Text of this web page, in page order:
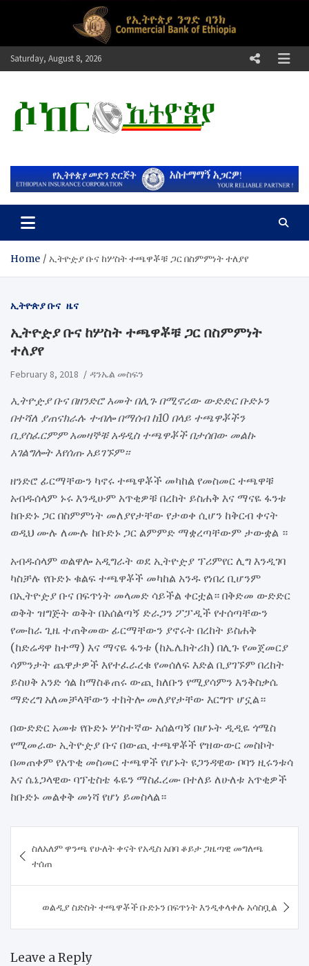
Saturday, August 8, 2026
ሶከር ኢትዮጵያ
Home ​ኢትዮዽያ ቡና ከሦስት ተጫዋቾቹ ጋር በስምምነት ተለያየ
ኢትዮጵያ ቡና ዜና
​ኢትዮዽያ ቡና ከሦስት ተጫዋቾቹ ጋር በስምምነት
ተለያየ
February 8, 2018 ዳንኤል መስፍን
ኢትዮዽያ ቡና በዘንድሮ አመት በሊጉ በሚኖረው ውድድር ቡድኑን
በተሻለ ያጠናክራሉ ተብሎ በማሰብ ከ10 በላይ ተጫዋቾችን
ቢያስፈርምም አመዛኞቹ አዳዲስ ተጫዋቾች በታሰበው መልኩ
አገልግሎት እየሰጡ አይገኙም።
ዘንድሮ ፊርማቸውን ካኖሩ ተጫዋቾች መካከል የመስመር ተጫዋቹ
አብዱሰላም ኑሩ እንዲሁም አጥቂዎቹ በረከት ይስሐቅ እና ማናዬ ፋንቱ
ከቡድኑ ጋር በስምምነት መለያየታቸው የታወቀ ሲሆን ከቅርብ ቀናት
ወዲህ ሙሉ ለሙሉ ከቡድኑ ጋር ልምምድ ማቋረጣቸውም ታውቋል ።
አብዱሰላም ወልዋሎ አዲግራት ወደ ኢትዮዽያ ፕሪምየር ሊግ እንዲገባ
ካስቻሉ የቡድኑ ቁልፍ ተጫዋቾች መካከል አንዱ የነበረ ቢሆንም
በኢትዮዽያ ቡና በፍጥነት መላመድ ሳይችል ቀርቷል። በቅድመ ውድድር
ወቅት ዝግጅት ወቅት በአሰልጣኝ ድራጋን ፖፓዲች የተሰጣቸውን
የሙከራ ጊዜ ተጠቅመው ፊርማቸውን ያኖሩት በረከት ይስሐቅ
(ከድሬዳዋ ከተማ) እና ማናዬ ፋንቱ (ከኤሌክትሪክ) በሊጉ የመጀመርያ
ሳምንታት ጨዋታዎች እየተፈራረቁ የመሰለፍ እድል ቢያገኙም በረከት
ይስሀቅ አንድ ጎል ከማስቆጠሩ ውጪ ክለቡን የሚያሳምን እንቅስቃሴ
ማድረግ አለመቻላቸውን ተከትሎ መለያየታቸው እርግጥ ሆኗል።
በውድድር አመቱ የቡድኑ ሦስተኛው አሰልጣኝ በሆኑት ዲዲዬ ጎሜስ
የሚመራው ኢትዮዽያ ቡና በውጪ ተጫዋቾች የዝውውር መስኮት
በመጠቀም የአጥቂ መስመር ተጫዋች የሆኑት ዩጋንዳዊው ቦባን ዚሩንቱሳ
እና ሴኔጋላዊው ባፕቲስቴ ፋዬን ማስፈረሙ በተለይ ለሁለቱ አጥቂዎች
ከቡድኑ መልቀቅ መነሻ የሆነ ይመስላል።
navigation
ስለአለም ዋንጫ የሁለት ቀናት የአዲስ አበባ ቆይታ ጋዜጣዊ መግለጫ
ተሰጠ
​ወልዲያ ስድስት ተጫዋቾች ቡድኑን በፍጥነት እንዲቀላቀሉ አሳስቧል
Leave a Reply